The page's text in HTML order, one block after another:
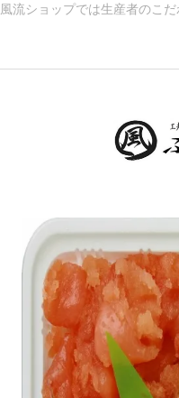
風流ショップでは生産者のこ